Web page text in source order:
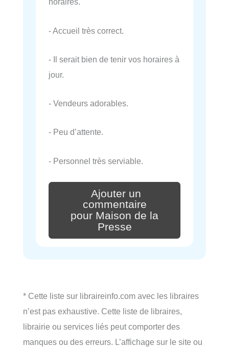
- Accueil très correct.
- Il serait bien de tenir vos horaires à
jour.
- Vendeurs adorables.
- Peu d’attente.
- Personnel très serviable.
Ajouter un
commentaire
pour Maison de la
Presse
* Cette liste sur libraireinfo.com avec les libraires
n’est pas exhaustive. Cette liste de libraires,
librairie ou services liés peut comporter des
manques ou des erreurs. L’affichage sur le site ou